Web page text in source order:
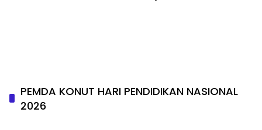
PEMDA KONUT HARI PENDIDIKAN NASIONAL
2026